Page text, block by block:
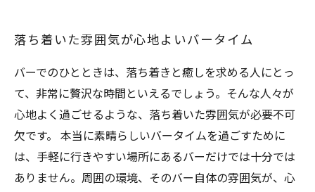
落ち着いた雰囲気が心地よいバータイム
バーでのひとときは、落ち着きと癒しを求める人にとっ
て、非常に贅沢な時間といえるでしょう。そんな人々が
心地よく過ごせるような、落ち着いた雰囲気が必要不可
欠です。 本当に素晴らしいバータイムを過ごすために
は、手軽に行きやすい場所にあるバーだけでは十分では
ありません。周囲の環境、そのバー自体の雰囲気が、心